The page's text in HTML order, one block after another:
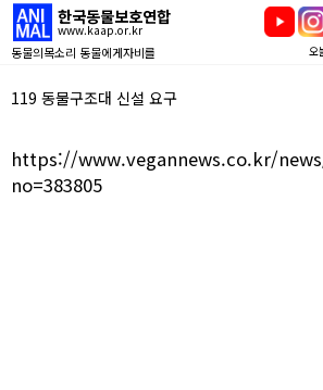
한국동물보호연합
www.kaap.or.kr
동물의목소리 동물에게자비를 오
119 동물구조대 신설 요구
https://www.vegannews.co.kr/
no=383805